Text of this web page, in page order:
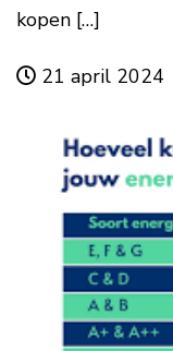
kopen […]
21 april 2024